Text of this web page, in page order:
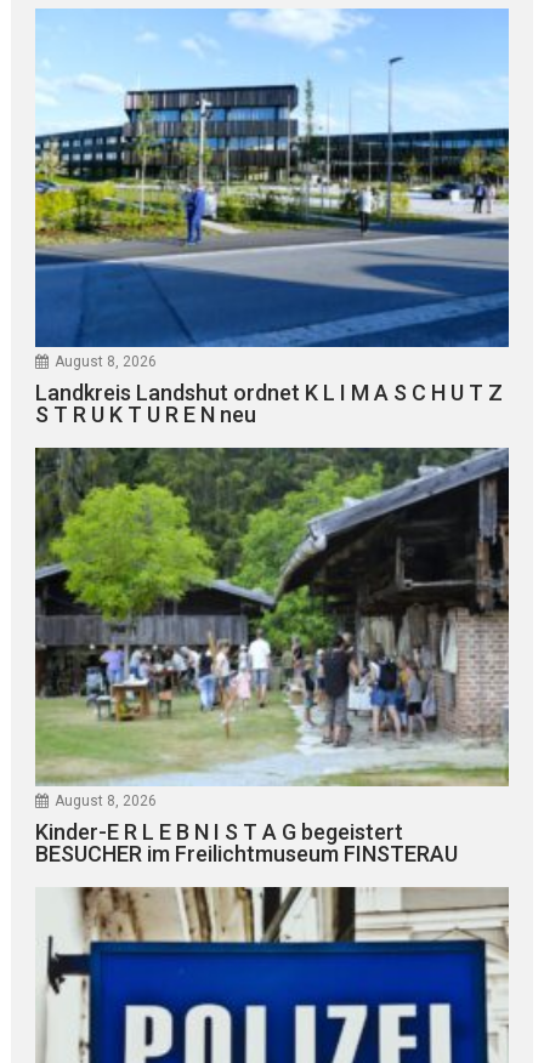
August 8, 2026
Landkreis Landshut ordnet K L I M A S C H U T Z
S T R U K T U R E N neu
August 8, 2026
Kinder-E R L E B N I S T A G begeistert
BESUCHER im Freilichtmuseum FINSTERAU